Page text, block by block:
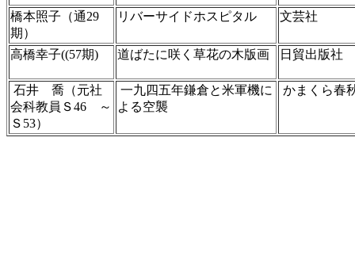
橋本照子（通29
期）
リバーサイドホスピタル 文芸社
高橋幸子((57期) 道ばたに咲く草花の木版画 日貿出版社
石井 喬（元社
会科教員Ｓ46 ～
Ｓ53）
一九四五年鎌倉と米軍機に
よる空襲
かまくら春